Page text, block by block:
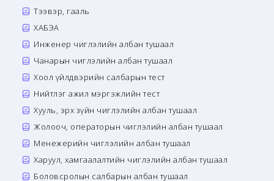
Тээвэр, гааль
ХАБЭА
Инженер чиглэлийн албан тушаал
Чанарын чиглэлийн албан тушаал
Хоол үйлдвэрийн салбарын тест
Нийтлэг ажил мэргэжлийн тест
Хууль, эрх зүйн чиглэлийн албан тушаал
Жолооч, операторын чиглэлийн албан тушаал
Менежерийн чиглэлийн албан тушаал
Харуул, хамгаалалтийн чиглэлийн албан тушаал
Боловсролын салбарын албан тушаал